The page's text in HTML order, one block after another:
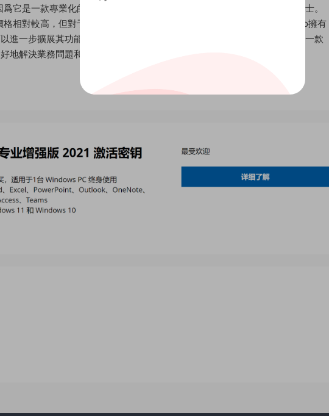
它是一款專業化的軟件，主要面向那些需要高度定制的圖表功能的專業人士。
相對較高，但對于那些需要它的專業人士來說，這是值得的。此外，Visio擁有
進一步擴展其功能，并被廣泛用于許多不同的行業和領域。因此，Visio是一款
地解決業務問題和提高工作效率。